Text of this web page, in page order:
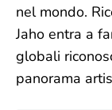
nel mondo.
Jaho entra a
globali
panorama